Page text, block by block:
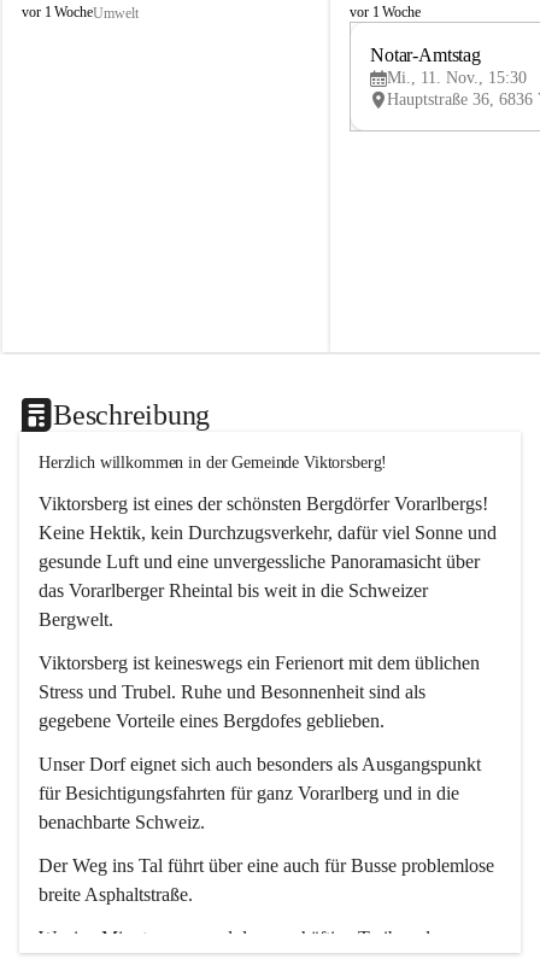
V
vor 1 WocheUmwelt
V
vor 1 Woche
Notar-Amtstag
Mi., 11. Nov., 15:30
Beschreibung
Herzlich willkommen in der Gemeinde Viktorsberg!
Viktorsberg ist eines der schönsten Bergdörfer Vorarlbergs!
Keine Hektik, kein Durchzugsverkehr, dafür viel Sonne und
gesunde Luft und eine unvergessliche Panoramasicht über
das Vorarlberger Rheintal bis weit in die Schweizer
Bergwelt.
Viktorsberg ist keineswegs ein Ferienort mit dem üblichen
Stress und Trubel. Ruhe und Besonnenheit sind als
gegebene Vorteile eines Bergdofes geblieben.
Unser Dorf eignet sich auch besonders als Ausgangspunkt
für Besichtigungsfahrten für ganz Vorarlberg und in die
benachbarte Schweiz.
Der Weg ins Tal führt über eine auch für Busse problemlose
breite Asphaltstraße.
Wenige Minuten nur, und das geschäftige Treiben der